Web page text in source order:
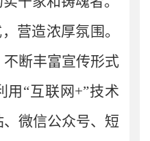
营造浓厚氛围。
断丰富宣传形式
用 “互联网+”技术
微信公众号、短